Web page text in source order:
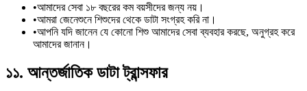
•আমাদের সেবা ১৮ বছরের কম বয়সীদের জন্য নয়।
•আমরা জেনেশুনে শিশুদের থেকে ডাটা সংগ্রহ করি না।
•আপনি যদি জানেন যে কোনো শিশু আমাদের সেবা ব্যবহার করছে, অনুগ্রহ করে
আমাদের জানান।
১১. আন্তর্জাতিক ডাটা ট্রান্সফার